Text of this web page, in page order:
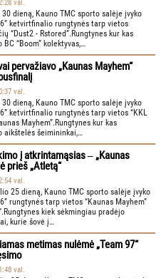
val.
dieną, Kauno TMC sporto salėje įvyko
ketvirtfinalio rungtynės tarp vietos
“Dust2 - Rstored”.Rungtynes kur kas
“Boom” kolektyvas,…
pervažiavo „Kaunas Mayhem“
val.
dieną, Kauno TMC sporto salėje įvyko
ketvirtfinalio rungtynės tarp vietos “KKL
Mayhem”.Rungtynes kur kas
aikštelės šeimininkai,…
į atkrintamąsias ‒ „Kaunas
prieš „Atletą“
val.
25 dieną, Kauno TMC sporto salėje įvyko
rungtynės tarp vietos “Kaunas Mayhem”
kiek sėkmingiau pradėjo
kurie šovė į…
metimas nulėmė „Team 97“
val.